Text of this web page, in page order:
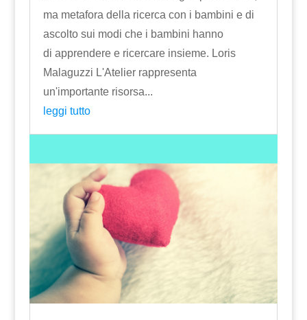
ma metafora della ricerca con i bambini e di
ascolto sui modi che i bambini hanno
di apprendere e ricercare insieme. Loris
Malaguzzi L'Atelier rappresenta
un'importante risorsa...
leggi tutto